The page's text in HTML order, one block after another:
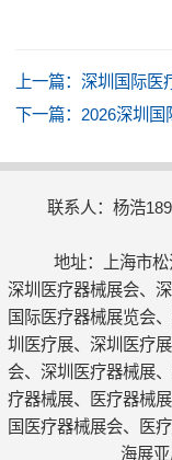
上一篇： 深圳国际医
下一篇： 2026深圳国
联系人：杨浩
地址：上海市
深圳医疗器械展会、
国际医疗器械展览会
圳医疗展、深圳医疗
会、深圳医疗器械展
疗器械展、医疗器械
国医疗器械展会、医
海展